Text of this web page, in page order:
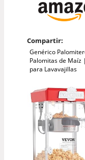
Compartir:
Genérico
Palomitas de Maíz
para Lavavajillas